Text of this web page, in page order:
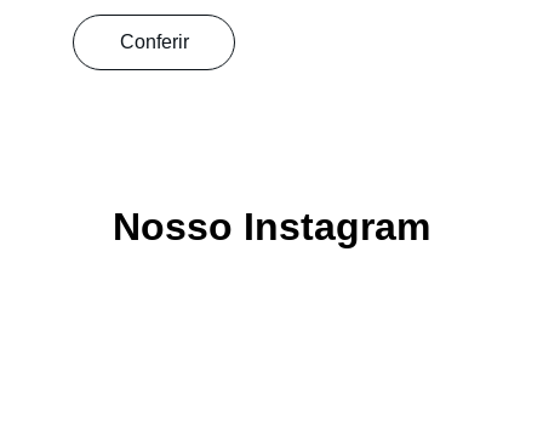
Conferir
Nosso Instagram